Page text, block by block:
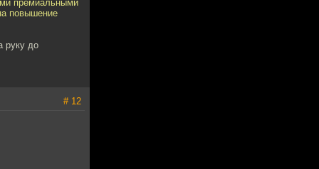
премиальными
повышение
руку до
# 12